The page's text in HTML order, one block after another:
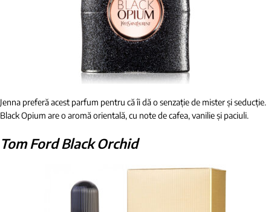
Jenna preferă acest parfum pentru că îi dă o senzație de mister și seducție.
Black Opium are o aromă orientală, cu note de cafea, vanilie și paciuli.
Tom Ford Black Orchid